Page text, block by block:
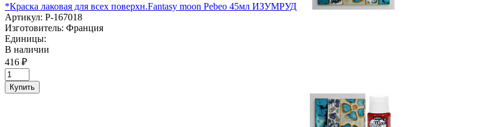
*Краска лаковая для всех поверхн.Fantasy moon Pebeo 45мл ИЗУМРУД
Артикул: P-167018
Изготовитель: Франция
Единицы:
В наличии
416 ₽
Купить